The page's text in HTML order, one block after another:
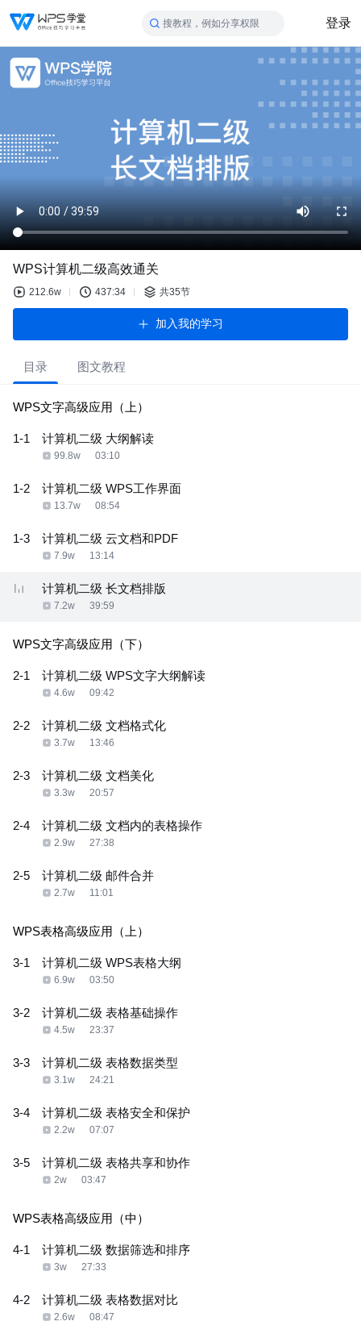
搜教程，例如分享权限 登录
WPS计算机二级高效通关
212.6w 437:34 共35节
加入我的学习
目录 图文教程
WPS文字高级应用（上）
1-1 计算机二级 大纲解读
99.8w 03:10
1-2 计算机二级 WPS工作界面
13.7w 08:54
1-3 计算机二级 云文档和PDF
7.9w 13:14
计算机二级 长文档排版
7.2w 39:59
WPS文字高级应用（下）
2-1 计算机二级 WPS文字大纲解读
4.6w 09:42
2-2 计算机二级 文档格式化
3.7w 13:46
2-3 计算机二级 文档美化
3.3w 20:57
2-4 计算机二级 文档内的表格操作
2.9w 27:38
2-5 计算机二级 邮件合并
2.7w 11:01
WPS表格高级应用（上）
3-1 计算机二级 WPS表格大纲
6.9w 03:50
3-2 计算机二级 表格基础操作
4.5w 23:37
3-3 计算机二级 表格数据类型
3.1w 24:21
3-4 计算机二级 表格安全和保护
2.2w 07:07
3-5 计算机二级 表格共享和协作
2w 03:47
WPS表格高级应用（中）
4-1 计算机二级 数据筛选和排序
3w 27:33
4-2 计算机二级 表格数据对比
2.6w 08:47